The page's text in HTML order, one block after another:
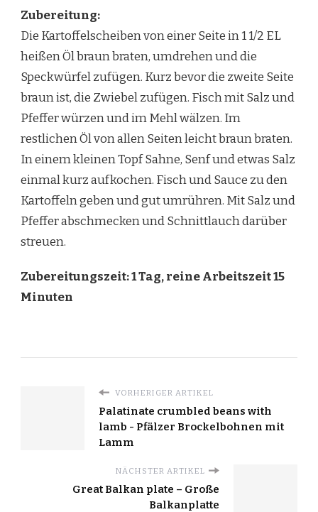
Zubereitung:
Die Kartoffelscheiben von einer Seite in 1 1/2 EL
heißen Öl braun braten, umdrehen und die
Speckwürfel zufügen. Kurz bevor die zweite Seite
braun ist, die Zwiebel zufügen. Fisch mit Salz und
Pfeffer würzen und im Mehl wälzen. Im
restlichen Öl von allen Seiten leicht braun braten.
In einem kleinen Topf Sahne, Senf und etwas Salz
einmal kurz aufkochen. Fisch und Sauce zu den
Kartoffeln geben und gut umrühren. Mit Salz und
Pfeffer abschmecken und Schnittlauch darüber
streuen.
Zubereitungszeit: 1 Tag, reine Arbeitszeit 15
Minuten
VORHERIGER ARTIKEL
Palatinate crumbled beans with
lamb - Pfälzer Brockelbohnen mit
Lamm
NÄCHSTER ARTIKEL
Great Balkan plate – Große
Balkanplatte